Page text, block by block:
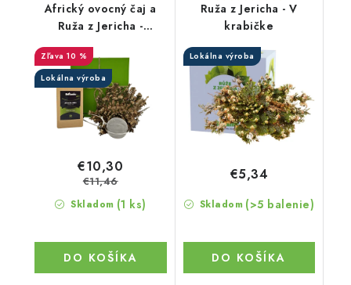
Africký ovocný čaj a
Ruža z Jericha -
Darčekový balíček
10 %
Lokálna výroba
Skladom (1 ks)
€10,30
€11,46
DO KOŠÍKA
Ruža z Jericha - V
krabičke
Lokálna výroba
Skladom (>5 balenie)
€5,34
DO KOŠÍKA